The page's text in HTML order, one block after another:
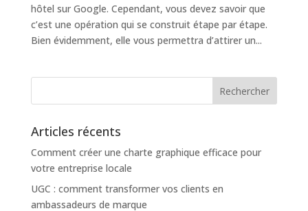
hôtel sur Google. Cependant, vous devez savoir que
c’est une opération qui se construit étape par étape.
Bien évidemment, elle vous permettra d’attirer un...
Articles récents
Comment créer une charte graphique efficace pour
votre entreprise locale
UGC : comment transformer vos clients en
ambassadeurs de marque